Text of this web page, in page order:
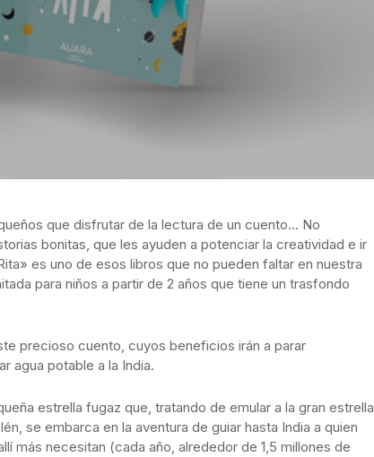
que disfrutar de la lectura de un cuento… No
bonitas, que les ayuden a potenciar la creatividad e ir
es uno de esos libros que no pueden faltar en nuestra
para niños a partir de 2 años que tiene un trasfondo
precioso cuento, cuyos beneficios irán a parar
agua potable a la India.
estrella fugaz que, tratando de emular a la gran estrella
se embarca en la aventura de guiar hasta India a quien
más necesitan (cada año, alrededor de 1,5 millones de